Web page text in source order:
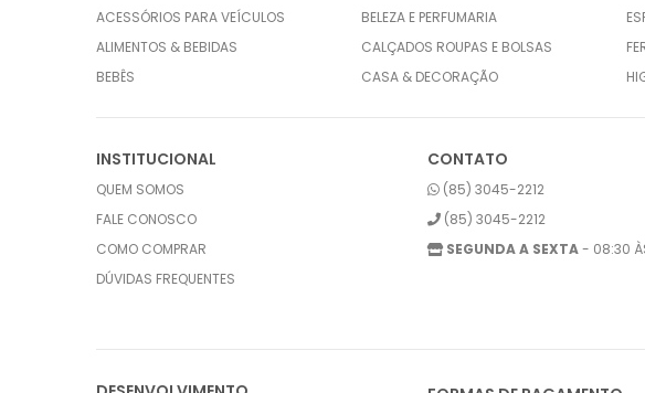
ACESSÓRIOS PARA VEÍCULOS
ALIMENTOS & BEBIDAS
BEBÊS
BELEZA E PERFUMARIA
CALÇADOS ROUPAS E BOLSAS
CASA & DECORAÇÃO
INSTITUCIONAL
QUEM SOMOS
FALE CONOSCO
COMO COMPRAR
DÚVIDAS FREQUENTES
CONTATO
(85) 3045-2212
(85) 3045-2212
SEGUNDA A SEXTA- 08:30